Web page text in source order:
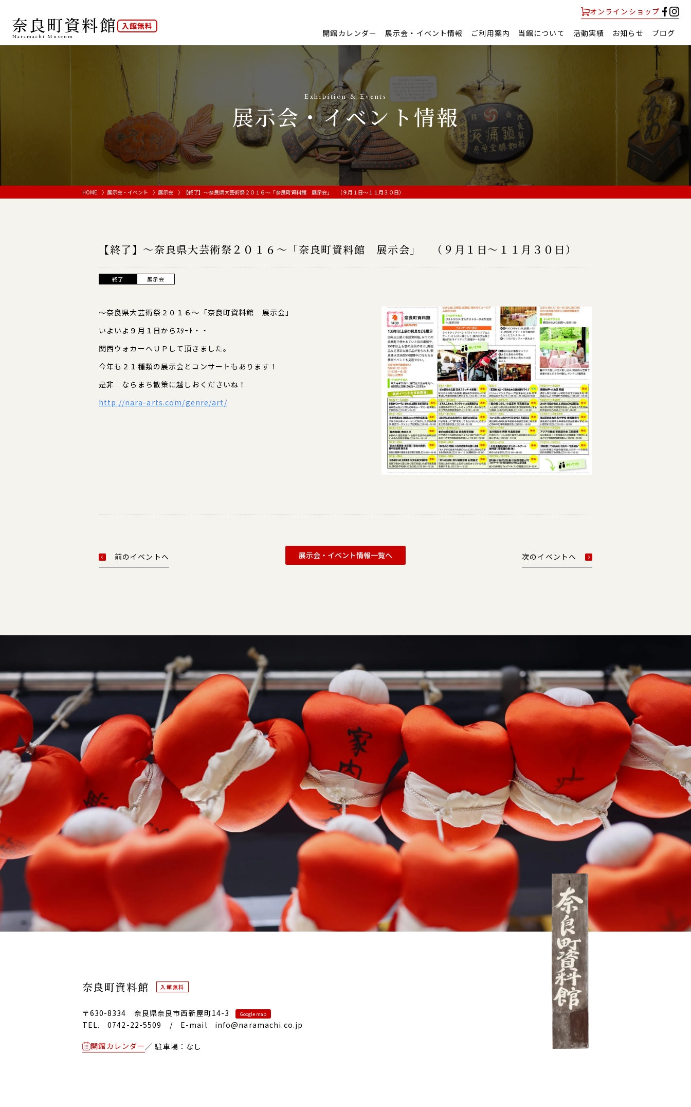
オンラインショップ
奈良町資料館
Naramachi Museum
入館無料
開館カレンダー 展示会・イベント情報 ご利用案内 当館について 活動実績 お知らせ ブログ
Exhibition & Events
展示会・イベント情報
HOME 展示会・イベント 展示会 【終了】～奈良県大芸術祭２０１６～「奈良町資料館 展示会」 （９月１日～１１月３０日）
【終了】～奈良県大芸術祭２０１６～「奈良町資料館 展示会」 （９月１日～１１月３０日）
終了 展示会
～奈良県大芸術祭２０１６～「奈良町資料館 展示会」
いよいよ９月１日からｽﾀｰﾄ・・
関西ウォカーへＵＰして頂きました。
今年も２１種類の展示会とコンサートもあります！
是非 ならまち散策に越しおくださいね！
http://nara-arts.com/genre/art/
前のイベントへ 展示会・イベント情報一覧へ 次のイベントへ
奈良町資料館 入館無料
〒630-8334 奈良県奈良市西新屋町14-3 Google map
TEL. 0742-22-5509 / E-mail info@naramachi.co.jp
開館カレンダー／ 駐車場：なし